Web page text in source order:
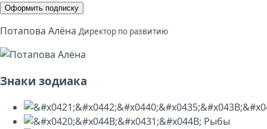
Оформить подписку
Потапова Алёна Директор по развитию
Знаки зодиака
Рыбы